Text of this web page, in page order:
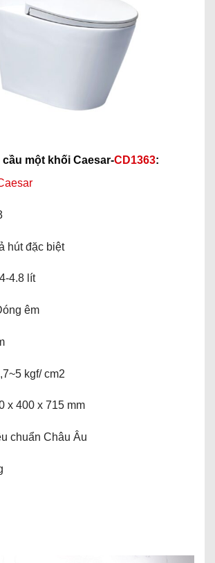
một khối Caesar-CD1363:
hút đặc biệt
4.8 lít
êm
kgf/ cm2
x 400 x 715 mm
chuẩn Châu Âu